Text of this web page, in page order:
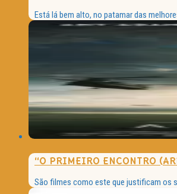
Está lá bem alto, no patamar das
“O PRIMEIRO ENCONTRO
São filmes como este que justificam os